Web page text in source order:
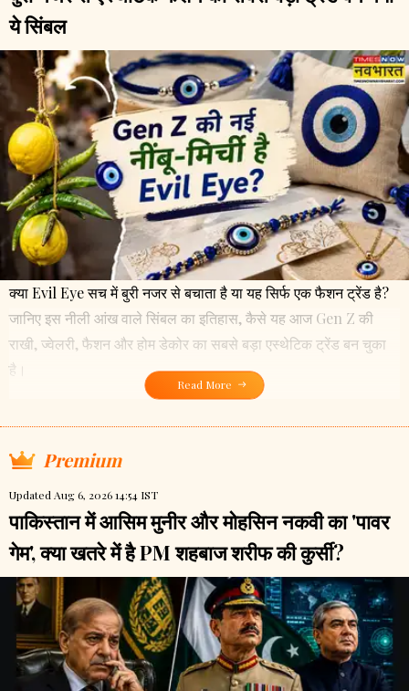
ये सिंबल
क्या Evil Eye सच में बुरी नजर से बचाता है या यह सिर्फ एक फैशन ट्रेंड है?
जानिए इस नीली आंख वाले सिंबल का इतिहास, कैसे यह आज Gen Z की
राखी, ज्वेलरी, फैशन और होम डेकोर का सबसे बड़ा एस्थेटिक ट्रेंड बन चुका
है।
Read More
Premium
Updated Aug 6, 2026 14:54 IST
पाकिस्तान में आसिम मुनीर और मोहसिन नकवी का 'पावर
गेम', क्या खतरे में है PM शहबाज शरीफ की कुर्सी?